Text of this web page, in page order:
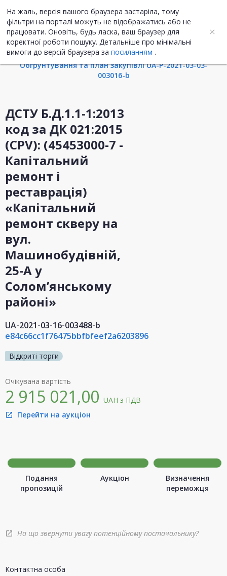
На жаль, версія вашого браузера застаріла, тому
фільтри на порталі можуть не відображатись або не
працювати. Оновіть, будь ласка, ваш браузер для
коректної роботи пошуку. Детальніше про мінімальні
вимоги до версій браузера за посиланням .
UA ENG
Інформація про закупівлю
Обгрунтування та план закупівлі UA-P-2021-03-03-
003016-b
ДСТУ Б.Д.1.1-1:2013
код за ДК 021:2015
(CPV): (45453000-7 -
Капітальний
ремонт і
реставрація)
«Капітальний
ремонт скверу на
вул.
Машинобудівній,
25-А у
Солом’янському
районі»
UA-2021-03-16-003488-b
e84c66cc1f76475bbfbfeef2a6203896
Відкриті торги
Очікувана вартість
2 915 021,00 UAH з ПДВ
open_in_new Перейти на аукціон
Подання
пропозицій
Аукціон
Визначення
переможця
open_in_new На що звернути увагу потенційному постачальнику?
Контактна особа